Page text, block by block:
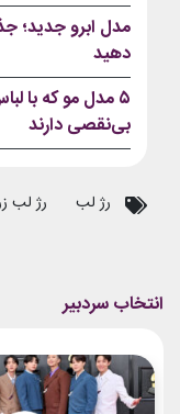
مدل ابرو جدید؛
دهید
۵ مدل مو که با
بی‌نقصی دارند
رژ لب رژ لب